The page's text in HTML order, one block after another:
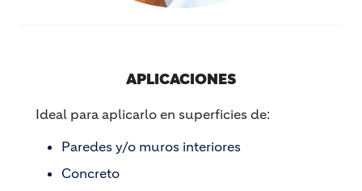
APLICACIONES
Ideal para aplicarlo en superficies de:
Paredes y/o muros interiores
Concreto